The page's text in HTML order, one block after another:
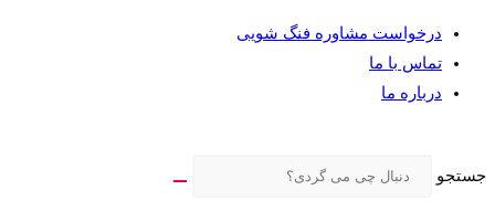
درخواست مشاوره فنگ شویی
تماس با ما
درباره ما
جستجو